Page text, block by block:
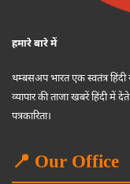
हमारे बारे में
थम्बसअप भारत एक स्वतंत्र
व्यापार की ताजा खबरें हिंदी में
पत्रकारिता।
📍 Our Office